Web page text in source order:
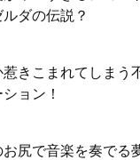
ルダの伝説？
惹きこまれてしまう
ョン！
お尻で音楽を奏でる